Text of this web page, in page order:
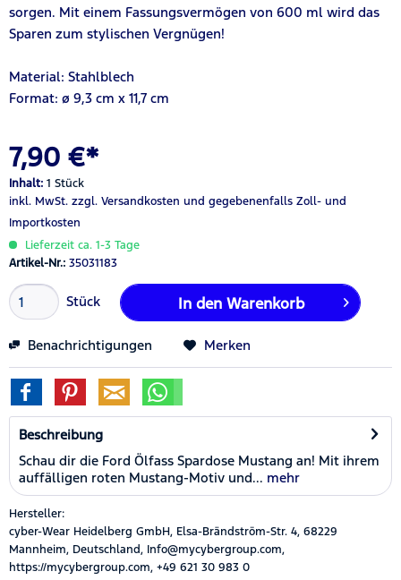
sorgen. Mit einem Fassungsvermögen von 600 ml wird das
Sparen zum stylischen Vergnügen!
Material: Stahlblech
Format: ø 9,3 cm x 11,7 cm
7,90 €*
Inhalt: 1 Stück
inkl. MwSt. zzgl. Versandkosten und gegebenenfalls Zoll- und
Importkosten
Lieferzeit ca. 1-3 Tage
Artikel-Nr.: 35031183
Stück In den Warenkorb
Benachrichtigungen Merken
Beschreibung
Schau dir die Ford Ölfass Spardose Mustang an! Mit ihrem
auffälligen roten Mustang-Motiv und... mehr
Hersteller:
cyber-Wear Heidelberg GmbH, Elsa-Brändström-Str. 4, 68229
Mannheim, Deutschland, Info@mycybergroup.com,
https://mycybergroup.com, +49 621 30 983 0